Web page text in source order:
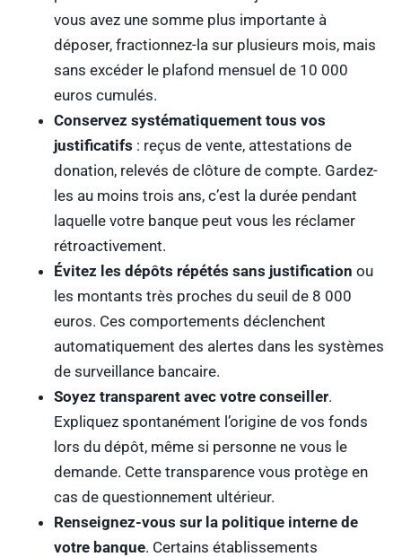
vous avez une somme plus importante à
déposer, fractionnez-la sur plusieurs mois, mais
sans excéder le plafond mensuel de 10 000
euros cumulés.
Conservez systématiquement tous vos
justificatifs : reçus de vente, attestations de
donation, relevés de clôture de compte. Gardez-
les au moins trois ans, c’est la durée pendant
laquelle votre banque peut vous les réclamer
rétroactivement.
Évitez les dépôts répétés sans justification ou
les montants très proches du seuil de 8 000
euros. Ces comportements déclenchent
automatiquement des alertes dans les systèmes
de surveillance bancaire.
Soyez transparent avec votre conseiller.
Expliquez spontanément l’origine de vos fonds
lors du dépôt, même si personne ne vous le
demande. Cette transparence vous protège en
cas de questionnement ultérieur.
Renseignez-vous sur la politique interne de
votre banque. Certains établissements